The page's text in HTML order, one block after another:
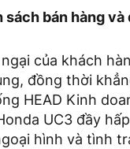
sách bán hàng và
của khách
đồng thời
HEAD Kinh
UC3 đầy
hình và tình